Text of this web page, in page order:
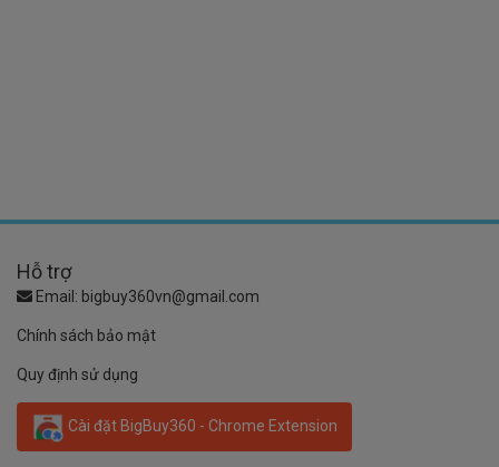
Hỗ trợ
Email: bigbuy360vn@gmail.com
Chính sách bảo mật
Quy định sử dụng
Cài đặt BigBuy360 - Chrome Extension